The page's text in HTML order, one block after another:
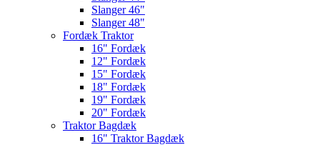
Slanger 46"
Slanger 48"
Fordæk Traktor
16" Fordæk
12" Fordæk
15" Fordæk
18" Fordæk
19" Fordæk
20" Fordæk
Traktor Bagdæk
16" Traktor Bagdæk